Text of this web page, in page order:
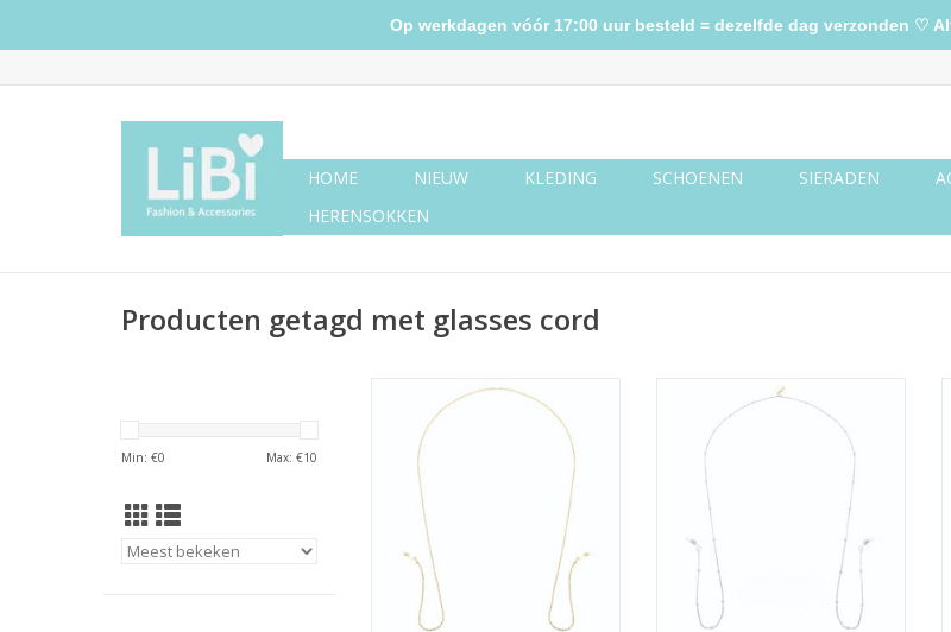
HOME NIEUW KLEDING SCHOENEN SIERADEN
HERENSOKKEN
Producten getagd met glasses cord
Min: €0 Max: €10
Zonnebrilkoordje granny look
TOEVOEGEN AAN WINKELWAGEN
Zonnebrilkoordje sea shell
TOEVOEGEN AAN WINKELWAGEN
Op werkdagen vóór 17:00 uur besteld = dezelfde dag verzonden ♡